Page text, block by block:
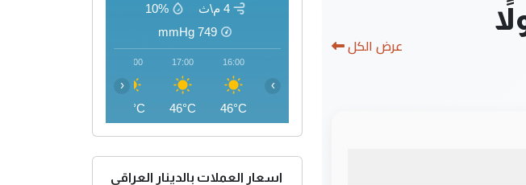
عرض الكل
4 م\ث
10%
749
mmHg
16:00
46°C
17:00
46°C
18:00
45°C
‹ ›
اسعار العملات بالدينار العراقي